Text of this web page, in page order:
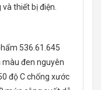
thiết bị điện.
536.61.645
đen nguyên
độ C chống xước